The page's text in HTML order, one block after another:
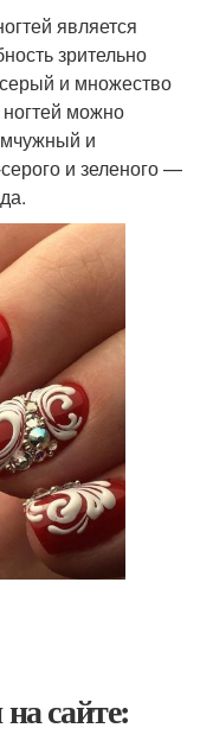
является
зрительно
и множество
можно
и
и зеленого —
сайте: